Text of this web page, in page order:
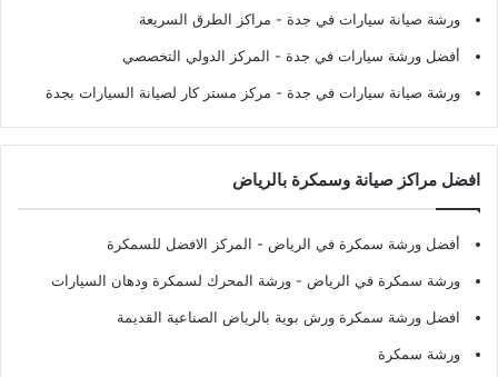
ورشة صيانة سيارات في جدة - مراكز الطرق السريعة
أفضل ورشة سيارات في جدة - المركز الدولي التخصصي
ورشة صيانة سيارات في جدة - مركز مستر كار لصيانة السيارات بجدة
افضل مراكز صيانة وسمكرة بالرياض
أفضل ورشة سمكرة في الرياض - المركز الافضل للسمكرة
ورشة سمكرة في الرياض - ورشة المحرك لسمكرة ودهان السيارات
افضل ورشة سمكرة ورش بوية بالرياض الصناعية القديمة
ورشة سمكرة